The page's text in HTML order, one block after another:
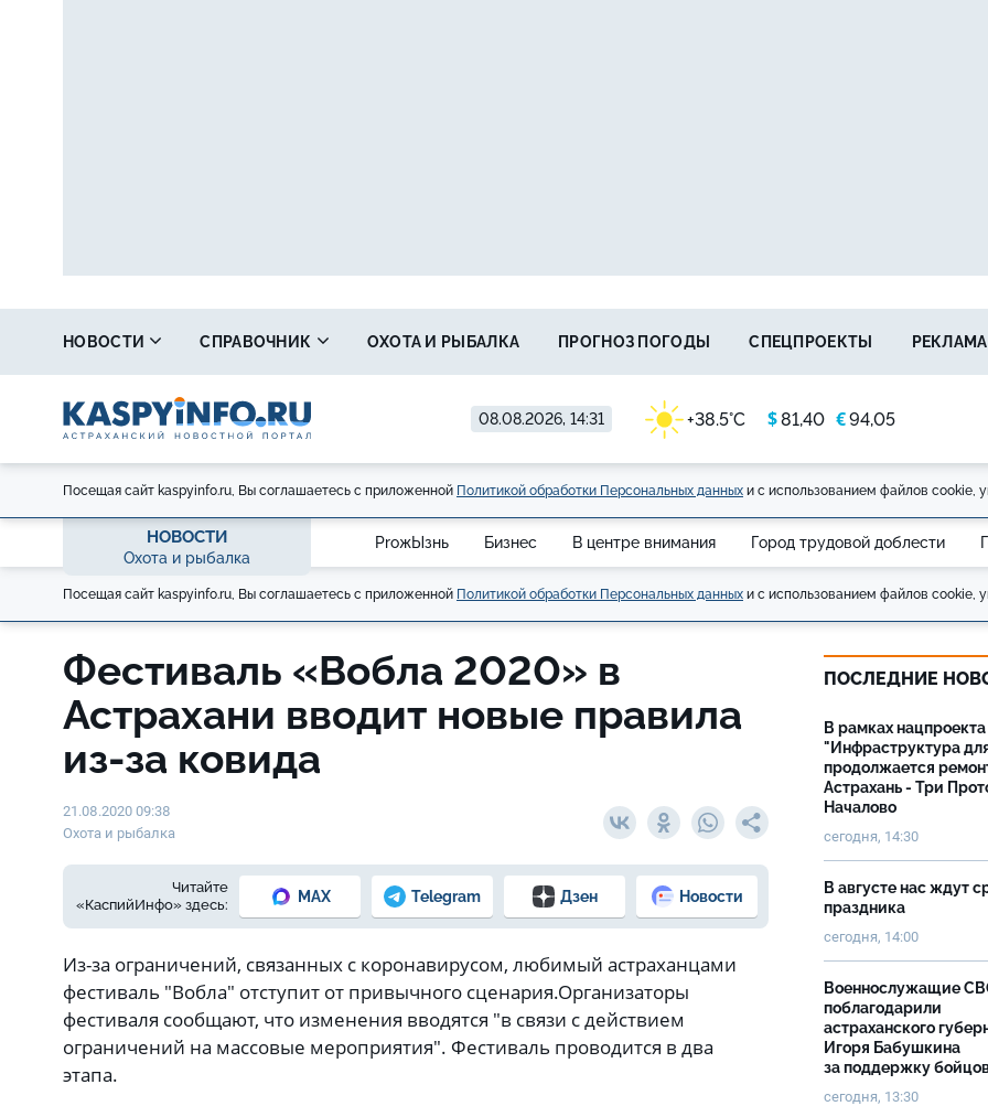
08.08.2026, 14:31 +38.5°C $81,40 €94,05
НОВОСТИ СПРАВОЧНИК ОХОТА И РЫБАЛКА ПРОГНОЗ ПОГОДЫ СПЕЦПРОЕКТЫ
Посещая сайт kaspyinfo.ru, Вы соглашаетесь с приложенной Политикой обработки Персональных данных и с использованием файлов cookie,
НОВОСТИ
Охота и рыбалка
ProжЫзнь Бизнес В центре внимания Город трудовой доблести
Посещая сайт kaspyinfo.ru, Вы соглашаетесь с приложенной Политикой обработки Персональных данных и с использованием файлов cookie,
Фестиваль «Вобла 2020» в
Астрахани вводит новые правила
из-за ковида
21.08.2020 09:38
Охота и рыбалка
Читайте
«КаспийИнфо» здесь:
MAX Telegram Дзен Новости
Из-за ограничений, связанных с коронавирусом, любимый астраханцами
фестиваль "Вобла" отступит от привычного сценария.Организаторы
фестиваля сообщают, что изменения вводятся "в связи с действием
ограничений на массовые мероприятия". Фестиваль проводится в два
этапа.
ПОСЛЕДНИЕ
В рамках нацпроекта
"Инфраструктура
продолжается
Астрахань - Три
Началово
сегодня, 14:30
В августе нас ждут
праздника
сегодня, 14:00
Военнослужащие
поблагодарили
астраханского
Игоря Бабушкина
за поддержку
сегодня, 13:30